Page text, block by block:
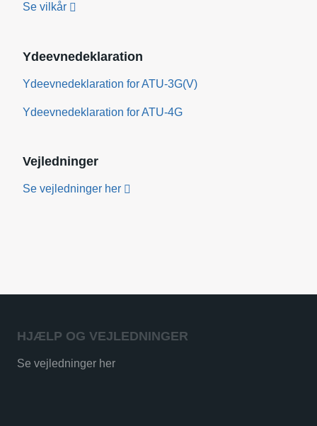
Se vilkår
Ydeevnedeklaration
Ydeevnedeklaration for ATU-3G(V)
Ydeevnedeklaration for ATU-4G
Vejledninger
Se vejledninger her
HJÆLP OG VEJLEDNINGER
Se vejledninger her